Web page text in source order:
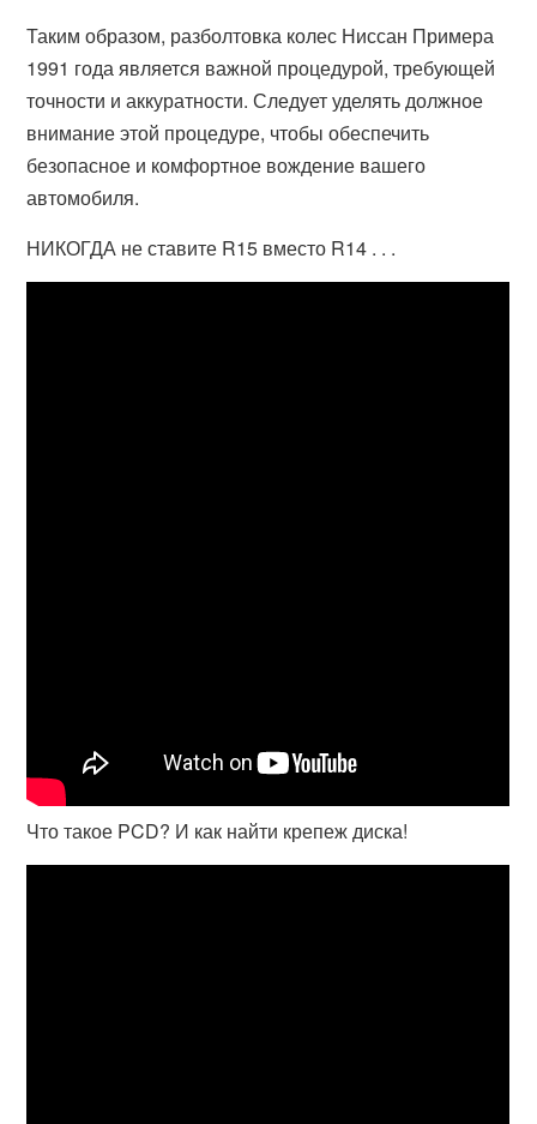
Таким образом, разболтовка колес Ниссан Примера
1991 года является важной процедурой, требующей
точности и аккуратности. Следует уделять должное
внимание этой процедуре, чтобы обеспечить
безопасное и комфортное вождение вашего
автомобиля.
НИКОГДА не ставите R15 вместо R14 . . .
Что такое PCD? И как найти крепеж диска!